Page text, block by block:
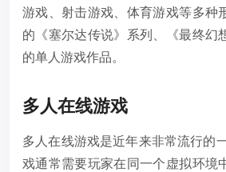
游戏、射击游戏、体育游戏等多种
的《塞尔达传说》系列、《最终幻
的单人游戏作品。
多人在线游戏
多人在线游戏是近年来非常流行的
戏通常需要玩家在同一个虚拟环境